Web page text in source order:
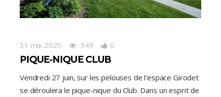
31 mai 2025 549 0
PIQUE-NIQUE CLUB
Vendredi 27 juin, sur les pelouses de l'espace Girodet
se déroulera le pique-nique du Club. Dans un esprit de